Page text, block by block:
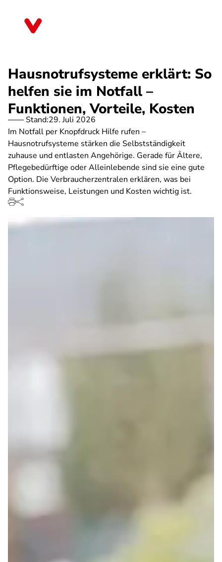
Hausnotrufsysteme erklärt: So
helfen sie im Notfall –
Funktionen, Vorteile, Kosten
Stand:29. Juli 2026
Im Notfall per Knopfdruck Hilfe rufen –
Hausnotrufsysteme stärken die Selbstständigkeit
zuhause und entlasten Angehörige. Gerade für Ältere,
Pflegebedürftige oder Alleinlebende sind sie eine gute
Option. Die Verbraucherzentralen erklären, was bei
Funktionsweise, Leistungen und Kosten wichtig ist.